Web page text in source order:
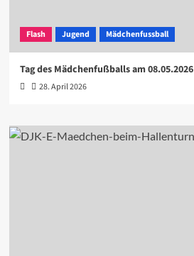
Flash Jugend Mädchenfussball
Tag des Mädchenfußballs am 08.05.2026
28. April 2026